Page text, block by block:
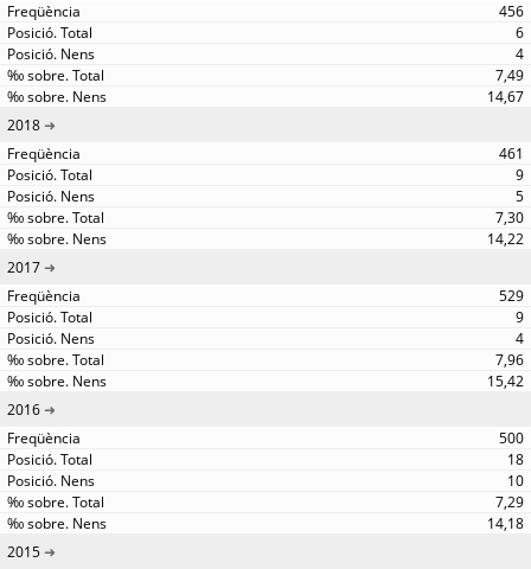
456
6
4
7,49
14,67
2018
461
9
5
7,30
14,22
2017
529
9
4
7,96
15,42
2016
500
18
10
7,29
14,18
2015